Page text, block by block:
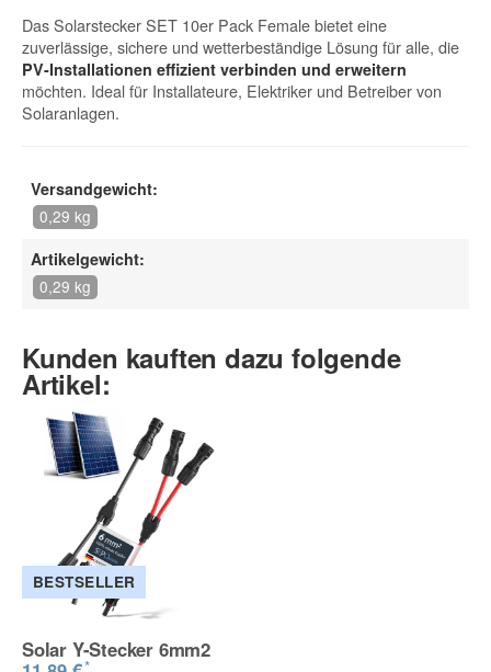
Das Solarstecker SET 10er Pack Female bietet eine
zuverlässige, sichere und wetterbeständige Lösung für alle, die
PV-Installationen effizient verbinden und erweitern
möchten. Ideal für Installateure, Elektriker und Betreiber von
Solaranlagen.
Versandgewicht:
0,29 kg
Artikelgewicht:
0,29 kg
Kunden kauften dazu folgende
Artikel:
BESTSELLER
Solar Y-Stecker 6mm2
*